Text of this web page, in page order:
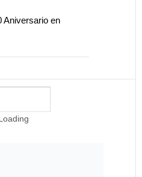
Aniversario en